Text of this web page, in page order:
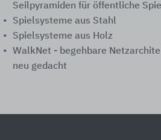
Seilpyramiden für öffentliche
Spielsysteme aus Stahl
Spielsysteme aus Holz
WalkNet - begehbare
neu gedacht